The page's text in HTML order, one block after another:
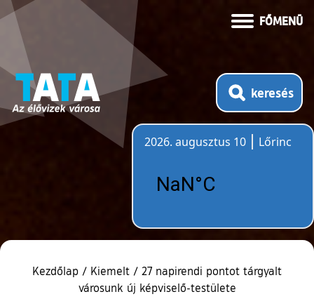
FŐMENÜ
keresés
2026. augusztus 10
Lőrinc
Kezdőlap / Kiemelt / 27 napirendi pontot tárgyalt
városunk új képviselő-testülete